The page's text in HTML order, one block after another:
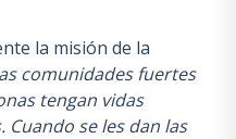
la misión de la
comunidades fuertes
tengan vidas
se les dan las